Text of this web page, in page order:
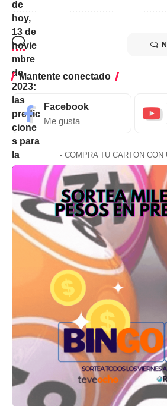
Mantente conectado
Facebook
Me gusta
- COMPRA TU CARTON CON